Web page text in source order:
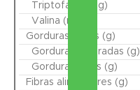
Triptofano (mg)
Valina (mg)
Gorduras totais (g)
Gorduras saturadas (g)
Gorduras trans (g)
Fibras alimentares (g)